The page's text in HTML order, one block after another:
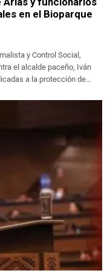
en el Bioparque
y Control Social,
el alcalde paceño, Iván
a la protección de…